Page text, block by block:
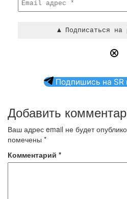
Подпишись на SR
Добавить
Ваш адрес email не будет
помечены *
Комментарий *